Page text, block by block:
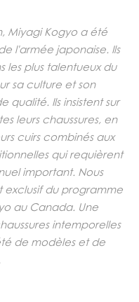
Miyagi Kogyo a été
l'armée japonaise. Ils
les plus talentueux du
sa culture et son
qualité. Ils insistent sur
leurs chaussures, en
cuirs combinés aux
qui requièrent
important. Nous
exclusif du programme
au Canada. Une
intemporelles
de modèles et de